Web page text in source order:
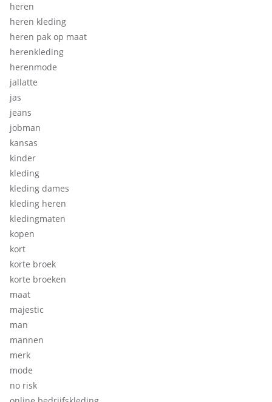
heren
heren kleding
heren pak op maat
herenkleding
herenmode
jallatte
jas
jeans
jobman
kansas
kinder
kleding
kleding dames
kleding heren
kledingmaten
kopen
kort
korte broek
korte broeken
maat
majestic
man
mannen
merk
mode
no risk